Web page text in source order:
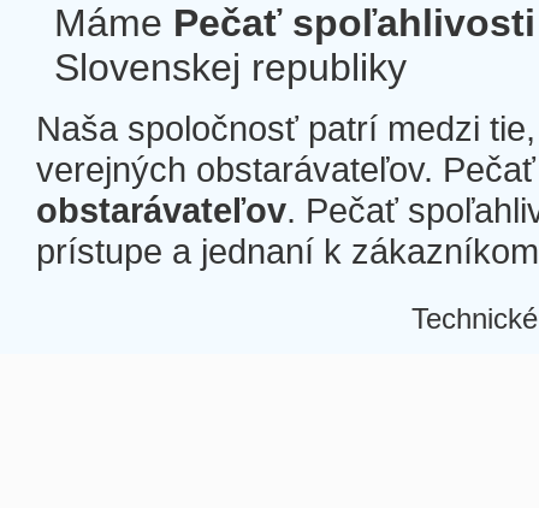
Máme Pečať spoľahlivosti
Slovenskej republiky
Naša spoločnosť patrí medzi
verejných obstarávateľov.
obstarávateľov. Pečať
prístupe a jednaní k